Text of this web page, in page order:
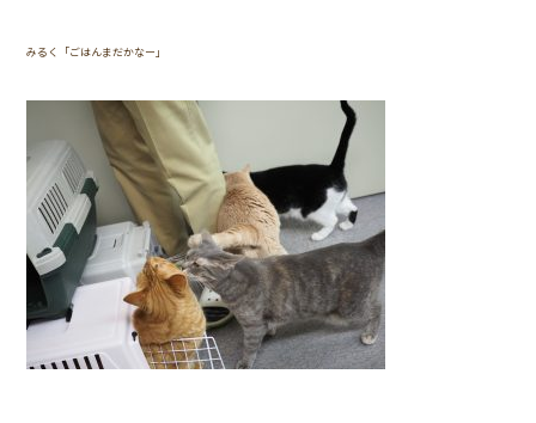
みるく「ごはんまだかなー」